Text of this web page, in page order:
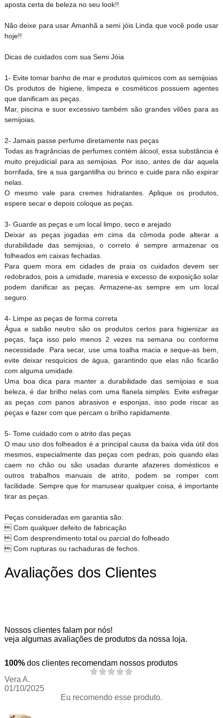
aposta certa de beleza no seu look!!
Não deixe para usar Amanhã a semi jóis Linda que você pode usar
hoje!!
Dicas de cuidados com sua Semi Jóia
1- Evite tomar banho de mar e produtos químicos com as semijoias
Os produtos de higiene, limpeza e cosméticos possuem agentes
que danificam as peças.
Mar, piscina e suor excessivo também são grandes vilões para as
semijoias.
2- Jamais passe perfume diretamente nas peças
Todas as fragrâncias de perfumes contém álcool, essa substância é
muito prejudicial para as semijoias. Por isso, antes de dar aquela
borrifada, tire a sua gargantilha ou brinco e cuide para não expirar
nelas.
O mesmo vale para cremes hidratantes. Aplique os produtos,
espere secar e depois coloque as peças.
3- Guarde as peças e um local limpo, seco e arejado
Deixar as peças jogadas em cima da cômoda pode alterar a
durabilidade das semijoias, o correto é sempre armazenar os
folheados em caixas fechadas.
Para quem mora em cidades de praia os cuidados devem ser
redobrados, pois a umidade, maresia e excesso de exposição solar
podem danificar as peças. Armazene-as sempre em um local
seguro.
4- Limpe as peças de forma correta
Água e sabão neutro são os produtos certos para higienizar as
peças, faça isso pelo menos 2 vezes na semana ou conforme
necessidade. Para secar, use uma toalha macia e seque-as bem,
evite deixar resquícios de água, garantindo que elas não ficarão
com alguma umidade.
Uma boa dica para manter a durabilidade das semijoias e sua
beleza, é dar brilho nelas com uma flanela simples. Evite esfregar
as peças com panos abrasivos e esponjas, isso pode riscar as
peças e fazer com que percam o brilho rapidamente.
5- Tome cuidado com o atrito das peças
O mau uso dos folheados é a principal causa da baixa vida útil dos
mesmos, especialmente das peças com pedras, pois quando elas
caem no chão ou são usadas durante afazeres domésticos e
outros trabalhos manuais de atrito, podem se romper com
facilidade. Sempre que for manusear qualquer coisa, é importante
tirar as peças.
Peças consideradas em garantia são:
 Com qualquer defeito de fabricação
 Com desprendimento total ou parcial do folheado
 Com rupturas ou rachaduras de fechos.
Avaliações dos Clientes
Nossos clientes falam por nós!
veja algumas avaliações de produtos da nossa loja.
100% dos clientes recomendam nossos produtos
Vera A.
01/10/2025
Eu recomendo esse produto.